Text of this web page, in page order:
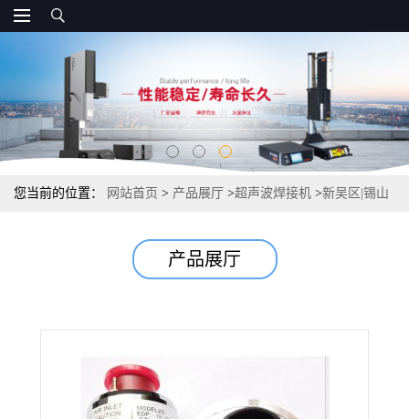
您当前的位置： 网站首页 > 产品展厅 >超声波焊接机 >新吴区|锡山
产品展厅